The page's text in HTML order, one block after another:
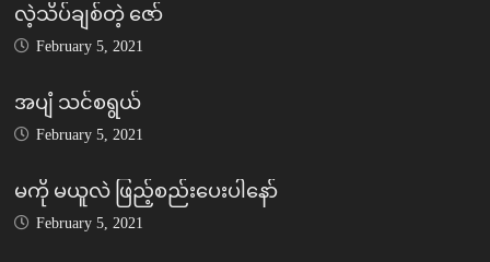
လဲ့သိပ်ချစ်တဲ့ ဇော်
February 5, 2021
အပျံ သင်စရွယ်
February 5, 2021
မကို မယူလဲ ဖြည့်စည်းပေးပါနော်
February 5, 2021